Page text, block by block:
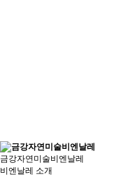
금강자연미술비엔날레
비엔날레 소개